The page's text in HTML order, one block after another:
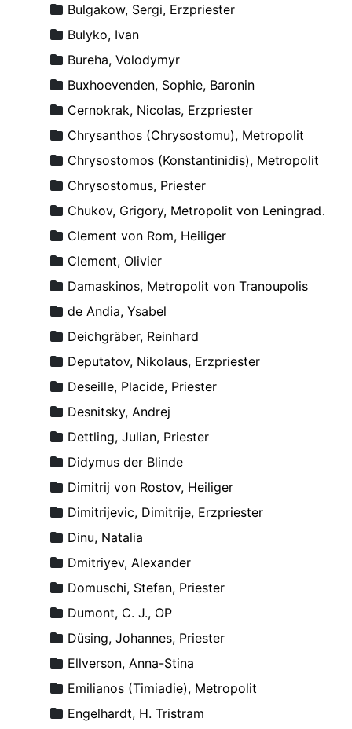
Bulgakow, Sergi, Erzpriester
Bulyko, Ivan
Bureha, Volodymyr
Buxhoevenden, Sophie, Baronin
Cernokrak, Nicolas, Erzpriester
Chrysanthos (Chrysostomu), Metropolit
Chrysostomos (Konstantinidis), Metropolit
Chrysostomus, Priester
Chukov, Grigory, Metropolit von Leningrad und Novgorod
Clement von Rom, Heiliger
Clement, Olivier
Damaskinos, Metropolit von Tranoupolis
de Andia, Ysabel
Deichgräber, Reinhard
Deputatov, Nikolaus, Erzpriester
Deseille, Placide, Priester
Desnitsky, Andrej
Dettling, Julian, Priester
Didymus der Blinde
Dimitrij von Rostov, Heiliger
Dimitrijevic, Dimitrije, Erzpriester
Dinu, Natalia
Dmitriyev, Alexander
Domuschi, Stefan, Priester
Dumont, C. J., OP
Düsing, Johannes, Priester
Ellverson, Anna-Stina
Emilianos (Timiadie), Metropolit
Engelhardt, H. Tristram